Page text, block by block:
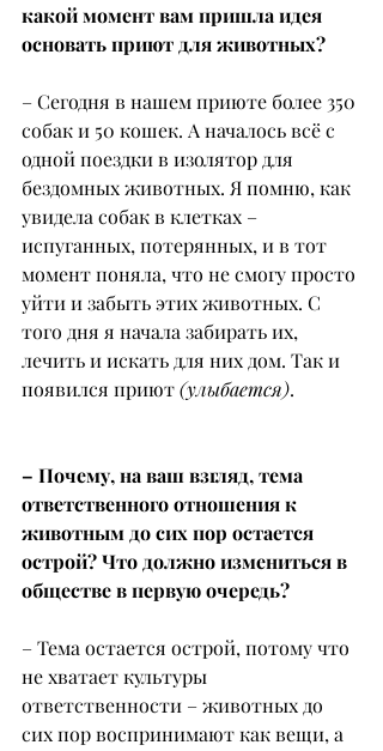
какой момент вам пришла идея
основать приют для животных?
– Сегодня в нашем приюте более 350
собак и 50 кошек. А началось всё с
одной поездки в изолятор для
бездомных животных. Я помню, как
увидела собак в клетках –
испуганных, потерянных, и в тот
момент поняла, что не смогу просто
уйти и забыть этих животных. С
того дня я начала забирать их,
лечить и искать для них дом. Так и
появился приют (улыбается).
– Почему, на ваш взгляд, тема
ответственного отношения к
животным до сих пор остается
острой? Что должно измениться в
обществе в первую очередь?
– Тема остается острой, потому что
не хватает культуры
ответственности – животных до
сих пор воспринимают как вещи, а